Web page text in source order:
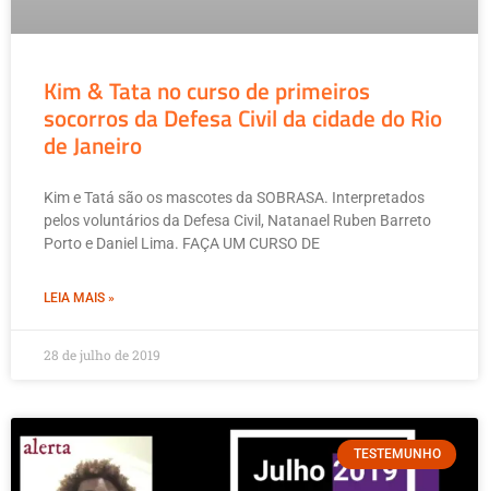
Kim & Tata no curso de primeiros
socorros da Defesa Civil da cidade do Rio
de Janeiro
Kim e Tatá são os mascotes da SOBRASA. Interpretados
pelos voluntários da Defesa Civil, Natanael Ruben Barreto
Porto e Daniel Lima. FAÇA UM CURSO DE
LEIA MAIS »
28 de julho de 2019
TESTEMUNHO